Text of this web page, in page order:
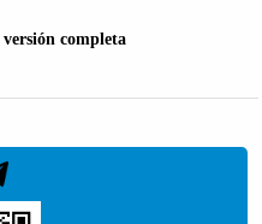
completa